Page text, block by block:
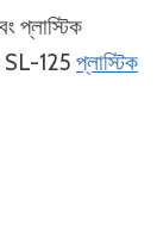
প্লাস্টিক
SL-125 প্লাস্টিক